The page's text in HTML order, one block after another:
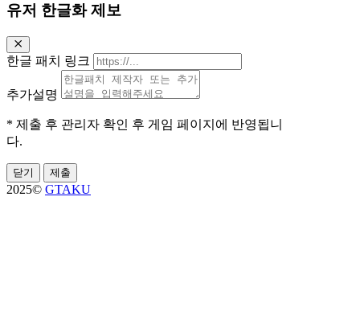
유저 한글화 제보
한글 패치 링크
추가설명
* 제출 후 관리자 확인 후 게임 페이지에 반영됩니
다.
닫기 제출
2025© GTAKU